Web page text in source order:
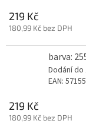
219 Kč
180,99 Kč bez DPH
barva:
Dodání do
EAN:
219 Kč
180,99 Kč bez DPH